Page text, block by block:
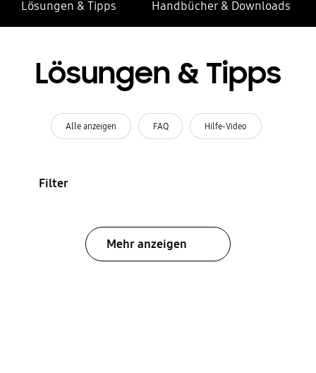
Lösungen & Tipps Handbücher & Downloads
Lösungen & Tipps
Alle anzeigen FAQ Hilfe-Video
Filter
Mehr anzeigen